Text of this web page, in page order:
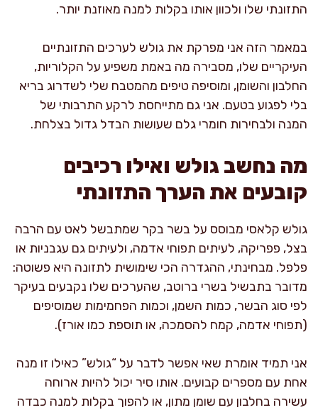
התזונתי שלו ולכוון אותו בקלות למנה מאוזנת יותר.
במאמר הזה אני מפרקת את גולש לערכים התזונתיים
העיקריים שלו, מסבירה מה באמת משפיע על הקלוריות,
החלבון והשומן, ומוסיפה טיפים מהמטבח שלי לשדרוג בריא
בלי לפגוע בטעם. אני גם מתייחסת לרקע התרבותי של
המנה ולבחירות חומרי גלם שעושות הבדל גדול בצלחת.
מה נחשב גולש ואילו רכיבים
קובעים את הערך התזונתי
גולש קלאסי מבוסס על בשר בקר שמתבשל לאט עם הרבה
בצל, פפריקה, לעיתים תפוחי אדמה, ולעיתים גם עגבניות או
פלפל. מבחינתי, ההגדרה הכי שימושית לתזונה היא פשוטה:
מדובר בתבשיל בשרי ברוטב, שהערכים שלו נקבעים בעיקר
לפי סוג הבשר, כמות השמן, וכמות הפחמימות שמוסיפים
(תפוחי אדמה, קמח להסמכה, או תוספת כמו אורז).
אני תמיד אומרת שאי אפשר לדבר על “גולש” כאילו זו מנה
אחת עם מספרים קבועים. אותו סיר יכול להיות ארוחה
עשירה בחלבון עם שומן מתון, או להפוך בקלות למנה כבדה